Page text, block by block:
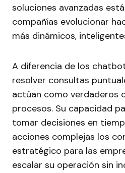
soluciones avanzadas
compañías evolucionar
más dinámicos,
A diferencia de los
resolver consultas
actúan como verdaderos
procesos. Su capacidad
tomar decisiones en
acciones complejas los
estratégico para las
escalar su operación sin